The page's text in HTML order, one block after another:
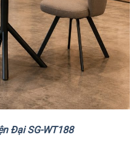
Đại SG-WT188